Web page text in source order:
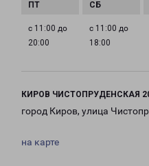
с 11:00 до
20:00
с 11:00 до
18:00
КИРОВ ЧИСТОПРУДЕНСКАЯ
город Киров, улица
на карте